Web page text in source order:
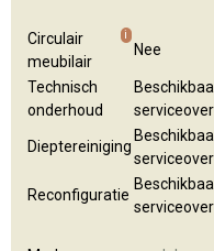
Circulair
meubilair
i
Nee
Technisch
onderhoud
Dieptereiniging
Reconfiguratie